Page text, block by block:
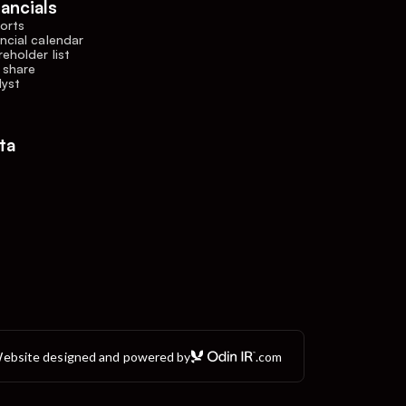
calendar
list
designed and powered by .com